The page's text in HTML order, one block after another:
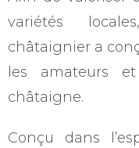
variétés
châtaignier a
les amateurs
châtaigne.
Conçu dans